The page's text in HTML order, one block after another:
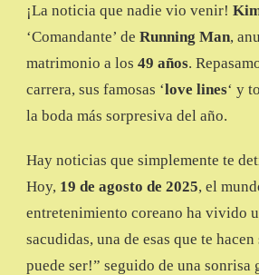
¡La noticia que nadie vio venir!
‘Comandante’ de Running Man,
matrimonio a los 49 años.
carrera, sus famosas ‘love lines‘ y
la boda más sorpresiva del año.
Hay noticias que simplemente te
Hoy, 19 de agosto de 2025, el
entretenimiento coreano ha vivido
sacudidas, una de esas que te
puede ser!” seguido de una sonrisa